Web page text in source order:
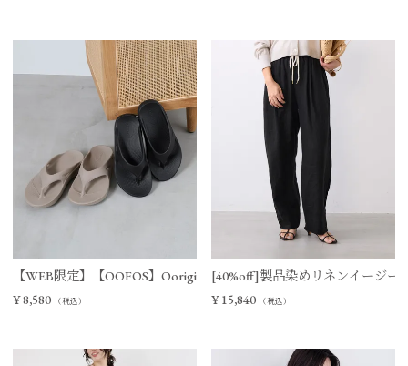
【WEB限定】【OOFOS】Ooriginal リカバリーサンダル
¥8,580 （税込）
[40%off]製品染めリネンイージー
¥ 15,840 （税込）